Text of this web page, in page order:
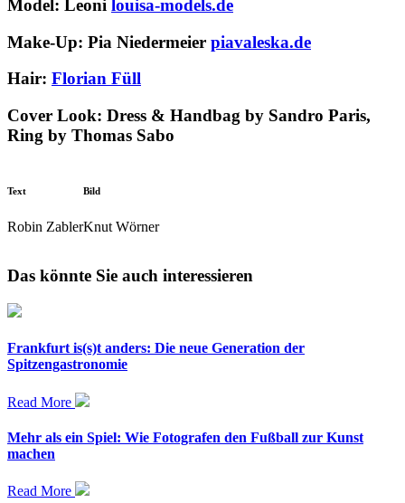
Model: Leoni louisa-models.de
Make-Up: Pia Niedermeier piavaleska.de
Hair: Florian Füll
Cover Look: Dress & Handbag by Sandro Paris,
Ring by Thomas Sabo
Text
Robin Zabler
Bild
Knut Wörner
Das könnte Sie auch interessieren
Frankfurt is(s)t anders: Die neue Generation der
Spitzengastronomie
Read More
Mehr als ein Spiel: Wie Fotografen den Fußball zur Kunst
machen
Read More